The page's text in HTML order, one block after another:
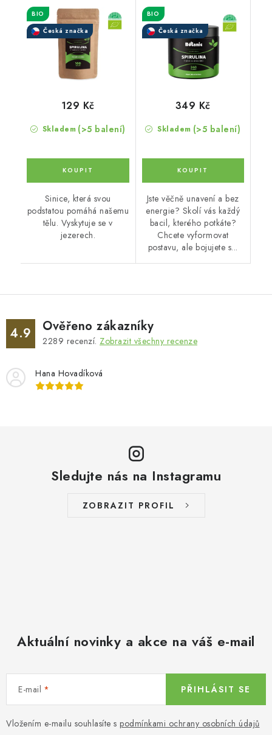
BIO
Česká značka
Skladem (>5 balení)
129 Kč
Sinice, která svou
podstatou pomáhá našemu
tělu. Vyskytuje se v
jezerech.
BIO
Česká značka
Skladem (>5 balení)
349 Kč
Jste věčně unavení a bez
energie? Skolí vás každý
bacil, kterého potkáte?
Chcete vyformovat
postavu, ale bojujete s...
4.9 Ověřeno zákazníky
2289 recenzí. Zobrazit všechny recenze
Hana Hovadíková
Sledujte nás na Instagramu
ZOBRAZIT PROFIL
Aktuální novinky a akce na váš e-mail
E-mail
Vložením e-mailu souhlasíte s podmínkami ochrany osobních údajů
PŘIHLÁSIT SE